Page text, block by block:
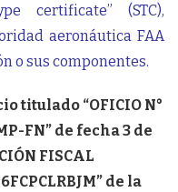
certificate” (STC),
aeronáutica FAA
o sus componentes.
titulado “OFICIO N°
FN” de fecha 3 de
FISCAL
de la